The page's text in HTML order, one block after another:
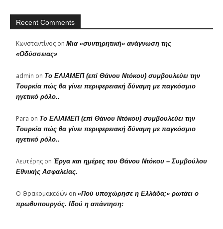
Recent Comments
Κωνσταντίνος on Μια «συντηρητική» ανάγνωση της
«Οδύσσειας»
admin on Το ΕΛΙΑΜΕΠ (επί Θάνου Ντόκου) συμβουλεύει την
Τουρκία πώς θα γίνει περιφερειακή δύναμη με παγκόσμιο
ηγετικό ρόλο..
Para on Το ΕΛΙΑΜΕΠ (επί Θάνου Ντόκου) συμβουλεύει την
Τουρκία πώς θα γίνει περιφερειακή δύναμη με παγκόσμιο
ηγετικό ρόλο..
Λευτέρης on Έργα και ημέρες του Θάνου Ντόκου – Συμβούλου
Εθνικής Ασφαλείας.
Ο Θρακομακεδών on «Πού υποχώρησε η Ελλάδα;» ρωτάει ο
πρωθυπουργός. Ιδού η απάντηση: